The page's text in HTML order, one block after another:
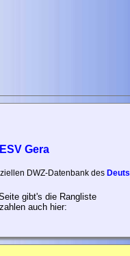
Gera
DWZ-Datenbank des
gibt's die Rangliste
auch hier: